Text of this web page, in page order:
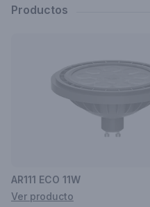
info@macroled.com.ar
Productos
AR111 ECO 11W
Ver producto